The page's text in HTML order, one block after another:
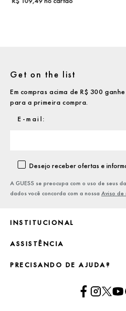
INSTITUCIONAL
ASSISTÊNCIA
PRECISANDO DE AJUDA?
Get on the list
Em compras acima de R$ 300
para a primeira compra.
Desejo receber ofertas e
A GUESS se preocupa com o uso de seus
dados você concorda com a nossa Aviso de